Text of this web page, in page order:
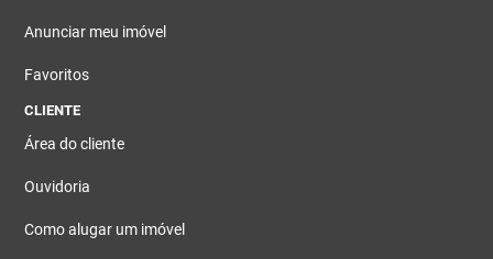
Anunciar meu imóvel
Favoritos
CLIENTE
Área do cliente
Ouvidoria
Como alugar um imóvel